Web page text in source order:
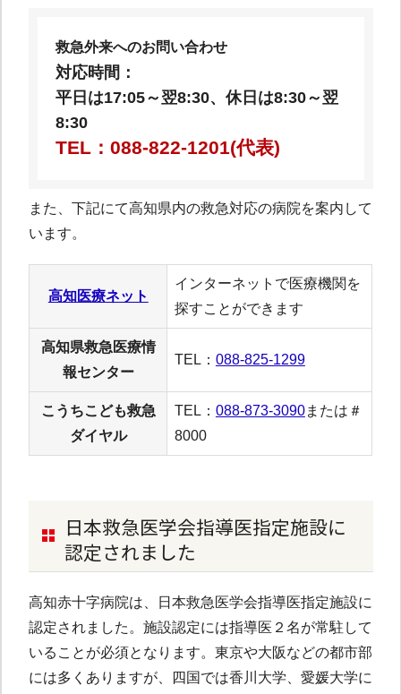
救急外来へのお問い合わせ
対応時間：
平日は17:05～翌8:30、休日は8:30～翌
8:30
TEL：088-822-1201(代表)
また、下記にて高知県内の救急対応の病院を案内して
います。
高知医療ネット
インターネットで医療機関を
探すことができます
高知県救急医療情
報センター
TEL： 088-825-1299
こうちこども救急
ダイヤル
TEL： 088-873-3090または＃
8000
日本救急医学会指導医指定施設に
認定されました
高知赤十字病院は、日本救急医学会指導医指定施設に
認定されました。施設認定には指導医２名が常駐して
いることが必須となります。東京や大阪などの都市部
には多くありますが、四国では香川大学、愛媛大学に